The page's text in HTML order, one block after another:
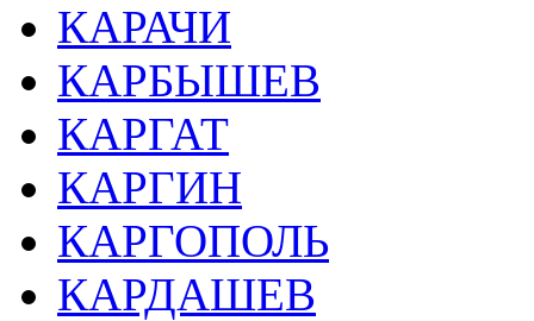
КАРАЧИ
КАРБЫШЕВ
КАРГАТ
КАРГИН
КАРГОПОЛЬ
КАРДАШЕВ